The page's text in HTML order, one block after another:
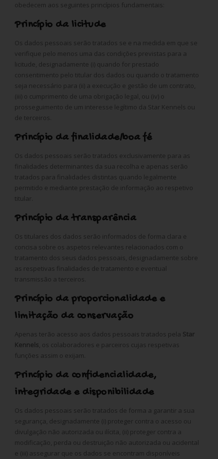
obedecem aos seguintes princípios fundamentais:
Princípio da licitude
Os dados pessoais serão tratados se e na medida em que se
verifique pelo menos uma das condições previstas para a
licitude, designadamente (i) quando for prestado
consentimento pelo titular dos dados ou quando o tratamento
seja necessário para (ii) a execução e gestão de um contrato,
(iii) o cumprimento de uma obrigação legal, ou (iv) o
prosseguimento de um interesse legítimo da Star Kennels ou
de terceiros.
Princípio da finalidade/boa fé
Os dados pessoais serão tratados exclusivamente para as
finalidades determinantes da sua recolha e apenas serão
tratados para finalidades distintas quando legalmente
permitido e mediante prestação de informação ao respetivo
titular.
Princípio da transparência
Os titulares dos dados serão informados de forma clara e
concisa sobre os aspetos relevantes relacionados com o
tratamento dos seus dados pessoais, designadamente sobre
as respetivas finalidades de tratamento e eventual
transmissão a terceiros.
Princípio da proporcionalidade e
limitação da conservação
Apenas terão acesso aos dados pessoais tratados pela Star
Kennels, os colaboradores e parceiros cujas respetivas
funções assim o exijam.
Princípio da confidencialidade,
integridade e disponibilidade
Os dados pessoais serão tratados de forma a garantir a sua
segurança, designadamente (i) proteger contra o acesso ou
divulgação não autorizada ou ilícita, (ii) proteger contra a
modificação, perda ou destruição não autorizada ou acidental
e (iii) assegurar que os dados se encontram disponíveis